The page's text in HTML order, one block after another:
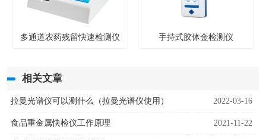
多通道农药残留快速检测仪 手持式胶体金检测仪
相关文章
拉曼光谱仪可以测什么（拉曼光谱仪使用） 2022-03-16
食品重金属快检仪工作原理 2021-11-22